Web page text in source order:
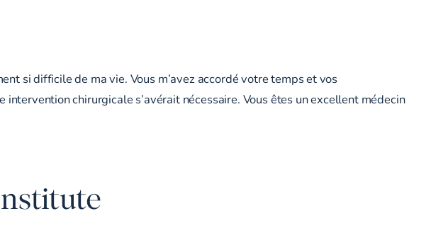
si difficile de ma vie. Vous m’avez accordé votre temps et vos
chirurgicale s’avérait nécessaire. Vous êtes un excellent médecin